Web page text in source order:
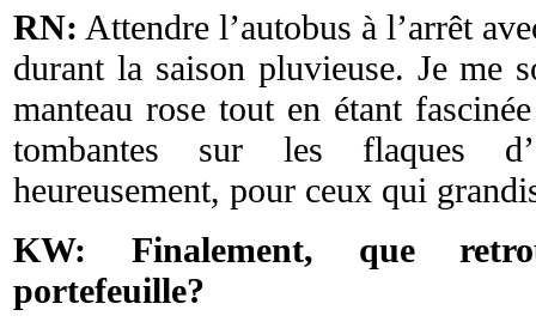
RN: Attendre l’autobus à l’arrêt
durant la saison pluvieuse. Je me
manteau rose tout en étant
tombantes sur les flaques
heureusement, pour ceux qui
KW: Finalement, que
portefeuille?